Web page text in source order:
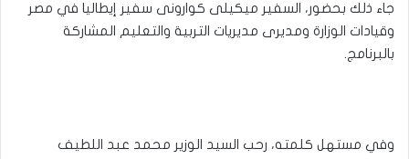
جاء ذلك بحضور، السفير ميكيلى كوارونى سفير إيطاليا في مصر
وقيادات الوزارة ومديرى مديريات التربية والتعليم المشاركة
بالبرنامج.
وفي مستهل كلمته، رحب السيد الوزير محمد عبد اللطيف